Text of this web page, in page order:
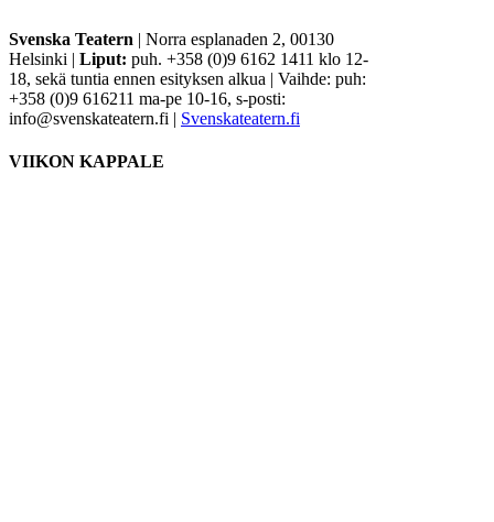
Svenska Teatern | Norra esplanaden 2, 00130
Helsinki | Liput: puh. +358 (0)9 6162 1411 klo 12-
18, sekä tuntia ennen esityksen alkua | Vaihde: puh:
+358 (0)9 616211 ma-pe 10-16, s-posti:
info@svenskateatern.fi | Svenskateatern.fi
VIIKON KAPPALE